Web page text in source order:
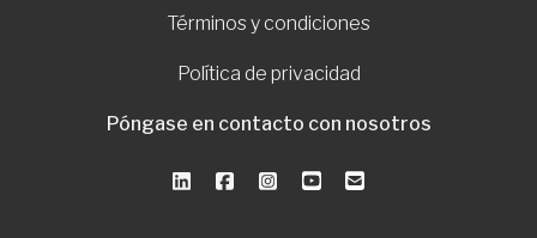
Términos y condiciones
Política de privacidad
Póngase en contacto con nosotros